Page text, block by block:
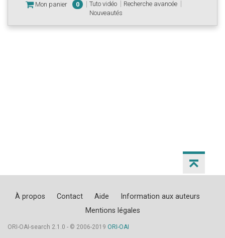
Mon panier 0 Tuto vidéo
Recherche avancée
Nouveautés
À propos Contact Aide
Information aux auteurs
Mentions légales
ORI-OAI-search 2.1.0 - © 2006-2019 ORI-OAI